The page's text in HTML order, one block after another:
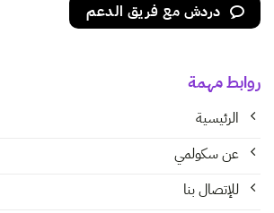
روابط مهمة
الرئيسية
عن سكولمي
للإتصال بنا
دردش مع فريق الدعم